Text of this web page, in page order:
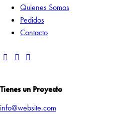
Quienes Somos
Pedidos
Contacto
Tienes un Proyecto
info@website.com